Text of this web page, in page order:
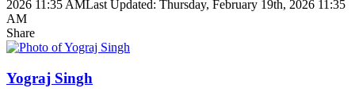
2026 11:35 AMLast Updated: Thursday, February 19th, 2026 11:35
AM
Share
Facebook
X
LinkedIn
Pinterest
WhatsApp
Telegram
Yograj Singh